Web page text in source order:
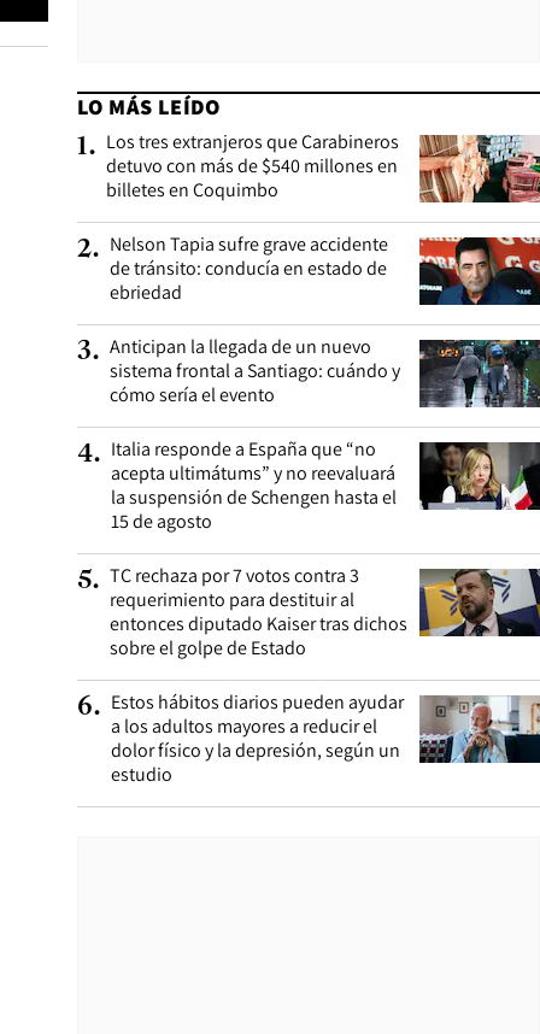
LO MÁS LEÍDO
1. Los tres extranjeros que Carabineros
detuvo con más de $540 millones en
billetes en Coquimbo
2. Nelson Tapia sufre grave accidente
de tránsito: conducía en estado de
ebriedad
3. Anticipan la llegada de un nuevo
sistema frontal a Santiago: cuándo y
cómo sería el evento
4. Italia responde a España que “no
acepta ultimátums” y no reevaluará
la suspensión de Schengen hasta el
15 de agosto
5. TC rechaza por 7 votos contra 3
requerimiento para destituir al
entonces diputado Kaiser tras dichos
sobre el golpe de Estado
6. Estos hábitos diarios pueden ayudar
a los adultos mayores a reducir el
dolor físico y la depresión, según un
estudio